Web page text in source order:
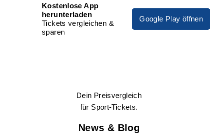
Kostenlose App
herunterladen
Tickets vergleichen &
sparen
Google Play öffnen
Dein Preisvergleich
für Sport-Tickets.
News & Blog